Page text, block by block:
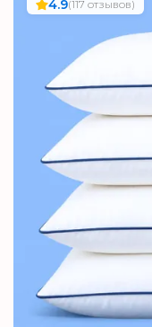
4.9(117 отзывов)